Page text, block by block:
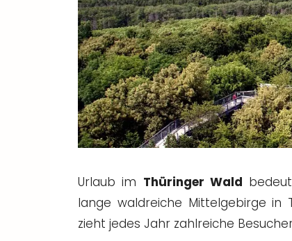
Urlaub im Thüringer Wald
lange waldreiche Mittelgebirge in
zieht jedes Jahr zahlreiche